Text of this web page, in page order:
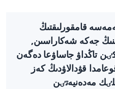
قامقورلىقتىڭ
جەكە شەكاراسىن,
تاڭداۋ جاساۋعا دەگەن
قۋدالاۋدىڭ كەز
مەدەنيەتٸن